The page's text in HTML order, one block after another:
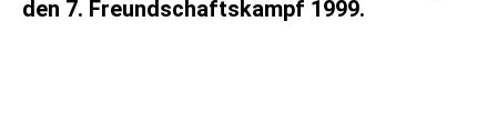
den 7. Freundschaftskampf 1999.